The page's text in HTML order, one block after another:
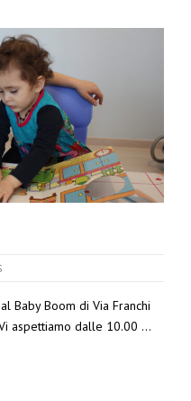
Baby Boom di Via Franchi
aspettiamo dalle 10.00 ...